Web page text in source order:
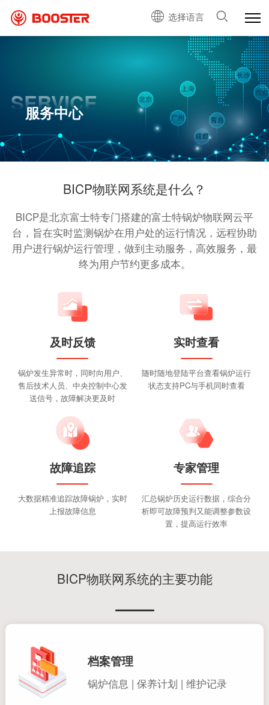
选择语言
SERVICE
服务中心
BICP物联网系统是什么？
BICP是北京富士特专门搭建的富士特锅炉物联网云平
台，旨在实时监测锅炉在用户处的运行情况，远程协助
用户进行锅炉运行管理，做到主动服务，高效服务，最
终为用户节约更多成本。
及时反馈
锅炉发生异常时，同时向用户、
售后技术人员、中央控制中心发
送信号，故障解决更及时
实时查看
随时随地登陆平台查看锅炉运行
状态支持PC与手机同时查看
故障追踪
大数据精准追踪故障锅炉，实时
上报故障信息
专家管理
汇总锅炉历史运行数据，综合分
析即可故障预判又能调整参数设
置，提高运行效率
BICP物联网系统的主要功能
档案管理
锅炉信息 | 保养计划 | 维护记录